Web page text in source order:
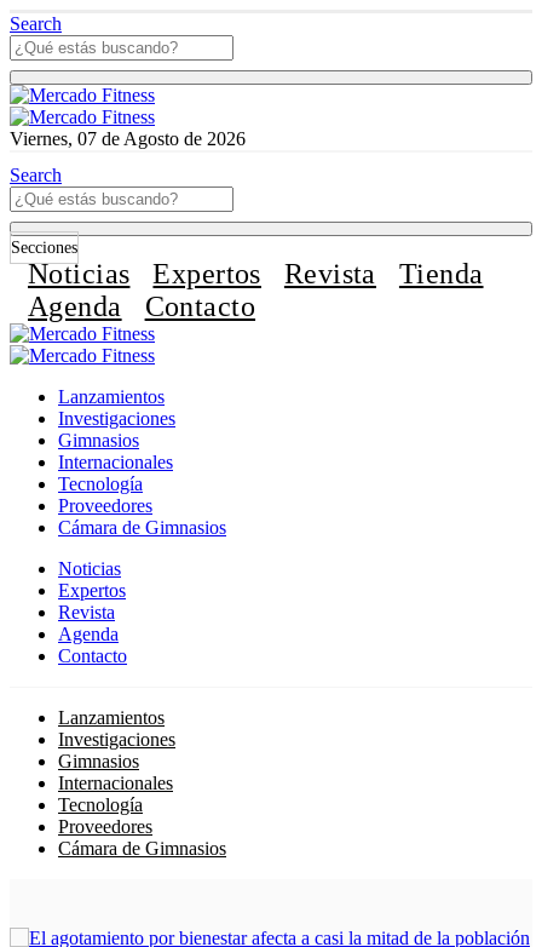
Search
Viernes, 07 de Agosto de 2026
Search
Secciones
Noticias Expertos Revista
Tienda
Agenda
Contacto
Lanzamientos
Investigaciones
Gimnasios
Internacionales
Tecnología
Proveedores
Cámara de Gimnasios
Noticias
Expertos
Revista
Agenda
Contacto
Lanzamientos
Investigaciones
Gimnasios
Internacionales
Tecnología
Proveedores
Cámara de Gimnasios